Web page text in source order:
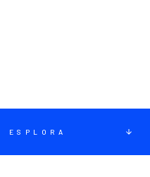
ESPLORA